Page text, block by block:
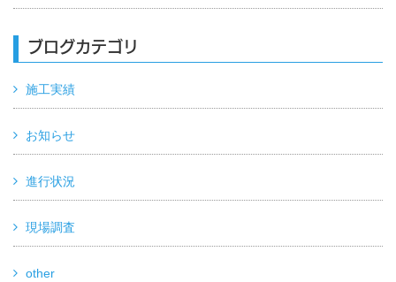
ブログカテゴリ
施工実績
お知らせ
進行状況
現場調査
other